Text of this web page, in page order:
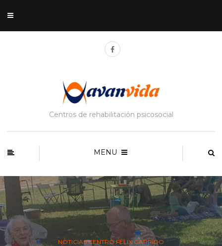
Centros de rehabilitación psicosocial
MENU
NOTICIAS CENTRO FÉLIX GARRIDO